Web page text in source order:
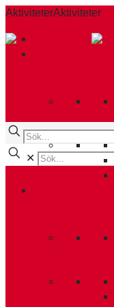
AktiviteterAktiviteter
✕